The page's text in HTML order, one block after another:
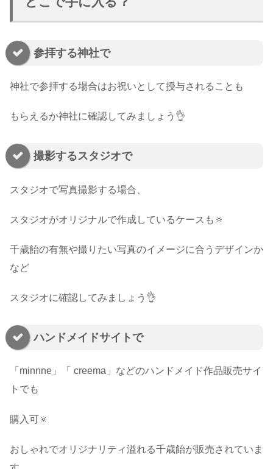
参拝する神社で
神社で参拝する場合はお祝いとして授与されることも
もらえるか神社に確認してみましょう👌
撮影するスタジオで
スタジオで写真撮影する場合、
スタジオがオリジナルで作成しているケースも🔅
千歳飴の有無や撮りたい写真のイメージに合うデザインか
など
スタジオに確認してみましょう👌
ハンドメイドサイトで
「minnne」「 creema」などのハンドメイド作品販売サイ
トでも
購入可🔅
おしゃれでオリジナリティ溢れる千歳飴が販売されていま